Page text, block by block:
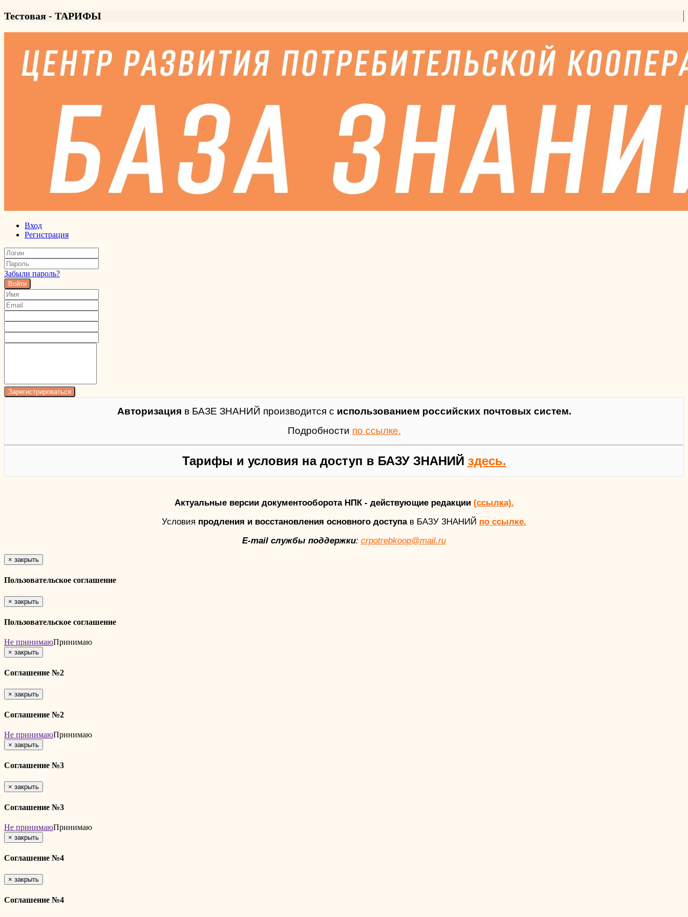
Тестовая - ТАРИФЫ
Вход
Регистрация
Забыли пароль?
Войти
Авторизация в БАЗЕ ЗНАНИЙ производится с использованием российских почтовых систем.
Подробности по ссылке.
Тарифы и условия на доступ в БАЗУ ЗНАНИЙ здесь.
Актуальные версии документооборота НПК - действующие редакции (ссылка).
Условия продления и восстановления основного доступав БАЗУ ЗНАНИЙ по ссылке.
E-mail службы поддержки: crpotrebkoop@mail.ru
× закрыть
Пользовательское соглашение
× закрыть
Пользовательское соглашение
Не принимаюПринимаю
× закрыть
Соглашение №2
× закрыть
Соглашение №2
Не принимаюПринимаю
× закрыть
Соглашение №3
× закрыть
Соглашение №3
Не принимаюПринимаю
× закрыть
Соглашение №4
× закрыть
Соглашение №4